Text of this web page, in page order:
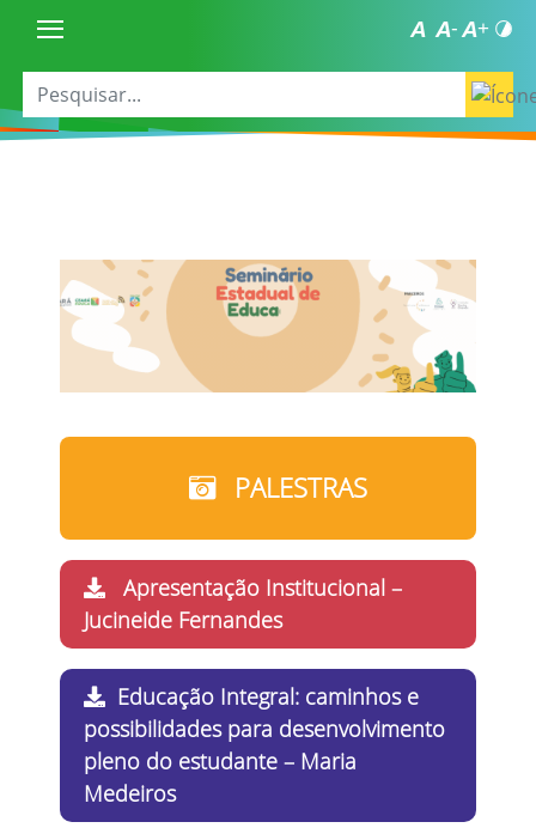
PALESTRAS
Apresentação Institucional –
Jucineide Fernandes
Educação Integral: caminhos e
possibilidades para desenvolvimento
pleno do estudante – Maria
Medeiros